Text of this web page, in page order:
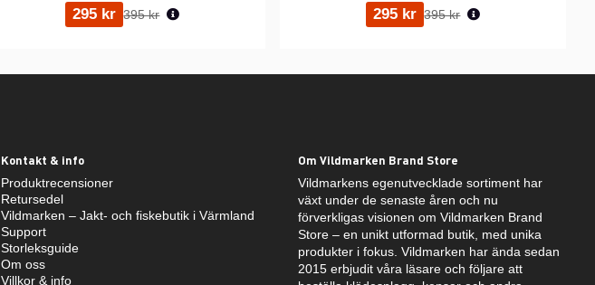
295 kr Ordinarie pris:
395 kr 295 kr Ordinarie pris:
395 kr
Kontakt & info
Produktrecensioner
Retursedel
Vildmarken – Jakt- och fiskebutik i Värmland
Support
Storleksguide
Om oss
Villkor & info
Om Vildmarken Brand Store
Vildmarkens egenutvecklade sortiment har
växt under de senaste åren och nu
förverkligas visionen om Vildmarken Brand
Store – en unikt utformad butik, med unika
produkter i fokus. Vildmarken har ända sedan
2015 erbjudit våra läsare och följare att